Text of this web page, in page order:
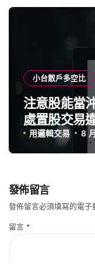
小台散戶多空比
注意股能當
處置股交易
用邏輯交易 8
發佈留言
發佈留言必須填寫的電子
留言 *